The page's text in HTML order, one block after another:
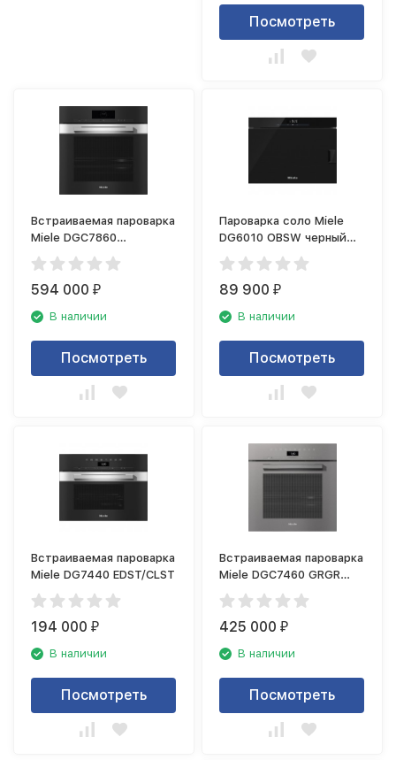
Посмотреть
Встраиваемая пароварка
Miele DGC7860
EDST/CLST сталь
CleanSteel
594 000₽
В наличии
Посмотреть
Пароварка соло Miele
DG6010 OBSW черный
обсидиан
89 900₽
В наличии
Посмотреть
Встраиваемая пароварка
Miele DG7440 EDST/CLST
194 000₽
В наличии
Посмотреть
Встраиваемая пароварка
Miele DGC7460 GRGR
графитовый серый
425 000₽
В наличии
Посмотреть